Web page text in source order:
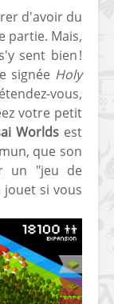
d'avoir du
partie. Mais,
sent bien !
signée Holy
vous,
votre petit
Worldsest
que son
un "jeu de
si vous
[PSP]
qui fête
Custom
de retour !